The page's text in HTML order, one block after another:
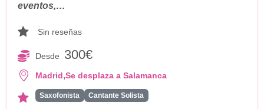
eventos,…
Sin reseñas
Desde 300€
Madrid,Se desplaza a Salamanca
Saxofonista Cantante Solista